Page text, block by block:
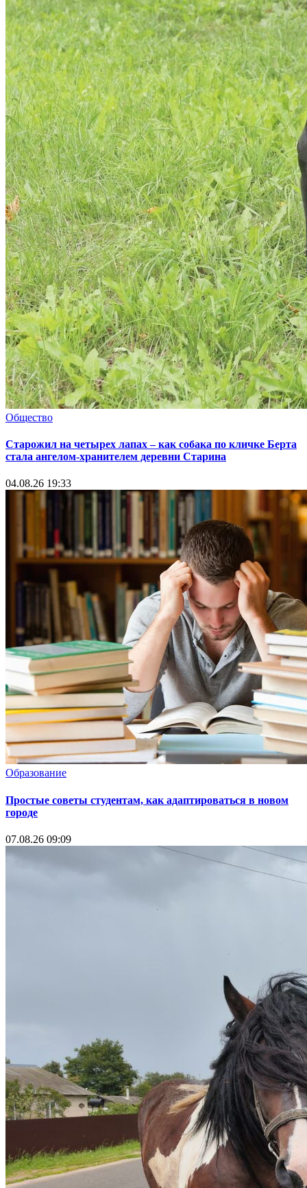
Общество
Старожил на четырех лапах – как собака по кличке Берта
стала ангелом-хранителем деревни Старина
04.08.26 19:33
Образование
Простые советы студентам, как адаптироваться в новом
городе
07.08.26 09:09